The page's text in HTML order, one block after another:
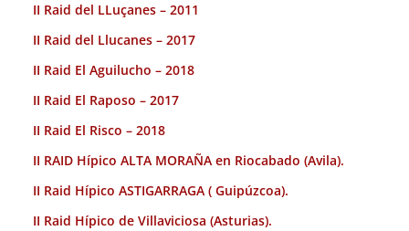
II Raid del LLuçanes – 2011
II Raid del Llucanes – 2017
II Raid El Aguilucho – 2018
II Raid El Raposo – 2017
II Raid El Risco – 2018
II RAID Hípico ALTA MORAÑA en Riocabado (Avila).
II Raid Hípico ASTIGARRAGA ( Guipúzcoa).
II Raid Hípico de Villaviciosa (Asturias).